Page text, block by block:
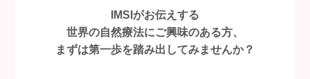
IMSIがお伝えする
世界の自然療法にご興味のある方、
まずは第一歩を踏み出してみませんか？